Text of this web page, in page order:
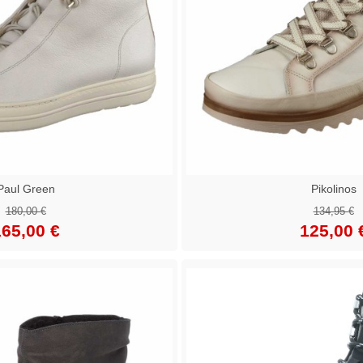
Green
180,00 €
€
Pikolinos
134,95 €
125,00